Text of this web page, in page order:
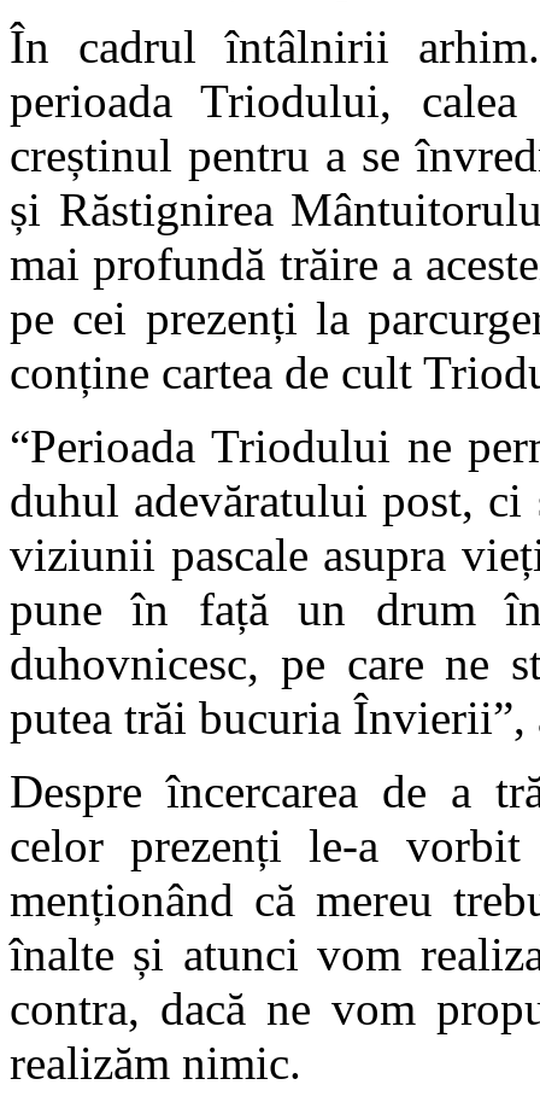
În cadrul întâlnirii
perioada Triodului,
creștinul pentru a se
și Răstignirea
mai profundă trăire a
pe cei prezenți la
conține cartea de cult
“Perioada Triodului ne
duhul adevăratului post,
viziunii pascale asupra
pune în față un drum
duhovnicesc, pe care ne
putea trăi bucuria Învierii”,
Despre încercarea de a
celor prezenți le-a vorbit
menționând că mereu
înalte și atunci vom
contra, dacă ne vom
realizăm nimic.